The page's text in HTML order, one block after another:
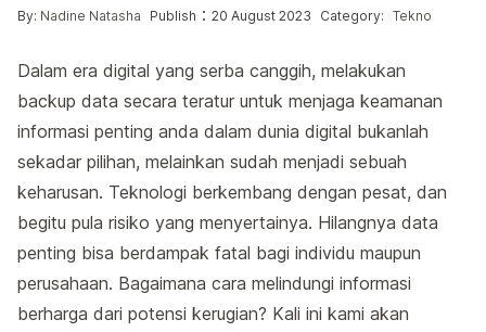
Posted by
By: Nadine Natasha Publish : 20 August 2023 Posted in
Category: Tekno
Dalam era digital yang serba canggih, melakukan
backup data secara teratur untuk menjaga keamanan
informasi penting anda dalam dunia digital bukanlah
sekadar pilihan, melainkan sudah menjadi sebuah
keharusan. Teknologi berkembang dengan pesat, dan
begitu pula risiko yang menyertainya. Hilangnya data
penting bisa berdampak fatal bagi individu maupun
perusahaan. Bagaimana cara melindungi informasi
berharga dari potensi kerugian? Kali ini kami akan